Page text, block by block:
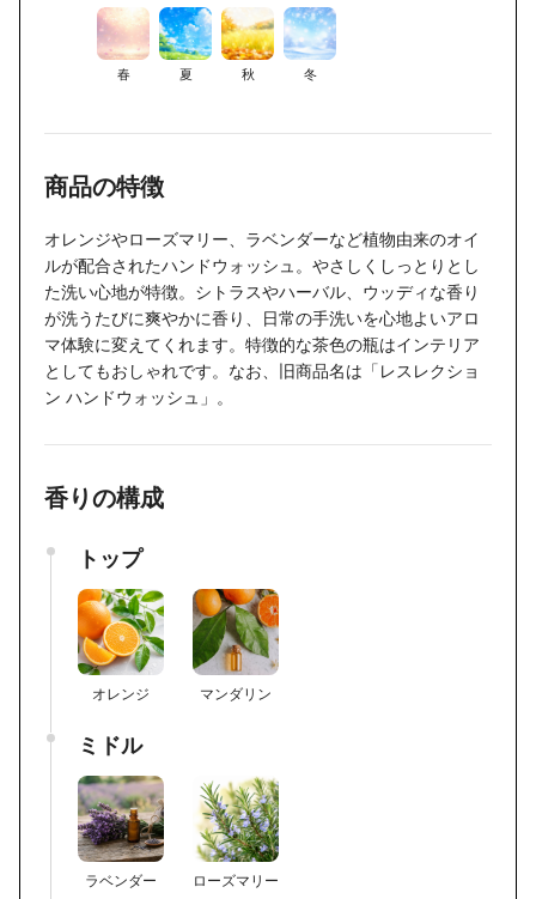
春 夏 秋 冬
商品の特徴
オレンジやローズマリー、ラベンダーなど植物由来のオイ
ルが配合されたハンドウォッシュ。やさしくしっとりとし
た洗い心地が特徴。シトラスやハーバル、ウッディな香り
が洗うたびに爽やかに香り、日常の手洗いを心地よいアロ
マ体験に変えてくれます。特徴的な茶色の瓶はインテリア
としてもおしゃれです。なお、旧商品名は「レスレクショ
ン ハンドウォッシュ」。
香りの構成
トップ
オレンジ マンダリン
ミドル
ラベンダー ローズマリー